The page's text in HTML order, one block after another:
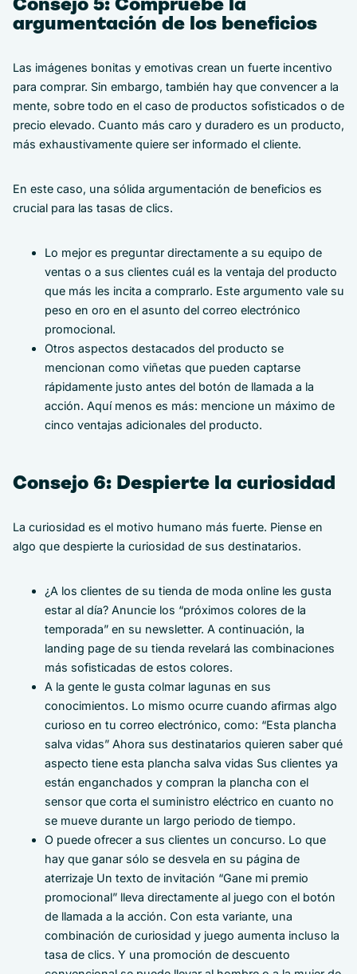
argumentación de los beneficios
Las imágenes bonitas y emotivas crean un fuerte incentivo
para comprar. Sin embargo, también hay que convencer a la
mente, sobre todo en el caso de productos sofisticados o de
precio elevado. Cuanto más caro y duradero es un producto,
más exhaustivamente quiere ser informado el cliente.
En este caso, una sólida argumentación de beneficios es
crucial para las tasas de clics.
Lo mejor es preguntar directamente a su equipo de
ventas o a sus clientes cuál es la ventaja del producto
que más les incita a comprarlo. Este argumento vale su
peso en oro en el asunto del correo electrónico
promocional.
Otros aspectos destacados del producto se
mencionan como viñetas que pueden captarse
rápidamente justo antes del botón de llamada a la
acción. Aquí menos es más: mencione un máximo de
cinco ventajas adicionales del producto.
Consejo 6: Despierte la curiosidad
La curiosidad es el motivo humano más fuerte. Piense en
algo que despierte la curiosidad de sus destinatarios.
¿A los clientes de su tienda de moda online les gusta
estar al día? Anuncie los “próximos colores de la
temporada” en su newsletter. A continuación, la
landing page de su tienda revelará las combinaciones
más sofisticadas de estos colores.
A la gente le gusta colmar lagunas en sus
conocimientos. Lo mismo ocurre cuando afirmas algo
curioso en tu correo electrónico, como: “Esta plancha
salva vidas” Ahora sus destinatarios quieren saber qué
aspecto tiene esta plancha salva vidas Sus clientes ya
están enganchados y compran la plancha con el
sensor que corta el suministro eléctrico en cuanto no
se mueve durante un largo periodo de tiempo.
O puede ofrecer a sus clientes un concurso. Lo que
hay que ganar sólo se desvela en su página de
aterrizaje Un texto de invitación “Gane mi premio
promocional” lleva directamente al juego con el botón
de llamada a la acción. Con esta variante, una
combinación de curiosidad y juego aumenta incluso la
tasa de clics. Y una promoción de descuento